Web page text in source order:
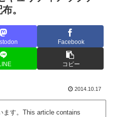
。
Facebook
コピー
2014.10.17
ます。This article contains